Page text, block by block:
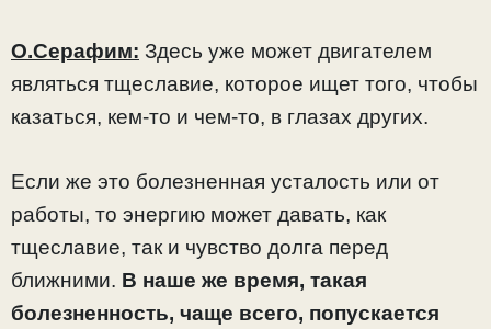
О.Серафим: Здесь уже может двигателем
являться тщеславие, которое ищет того, чтобы
казаться, кем-то и чем-то, в глазах других.
Если же это болезненная усталость или от
работы, то энергию может давать, как
тщеславие, так и чувство долга перед
ближними. В наше же время, такая
болезненность, чаще всего, попускается